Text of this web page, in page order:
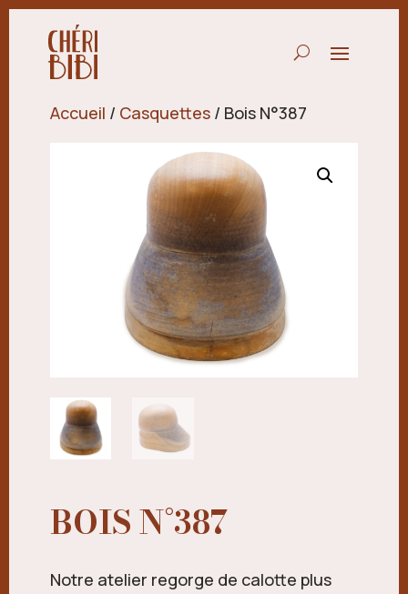
Accueil / Casquettes/ Bois N°387
BOIS N°387
Notre atelier regorge de calotte plus